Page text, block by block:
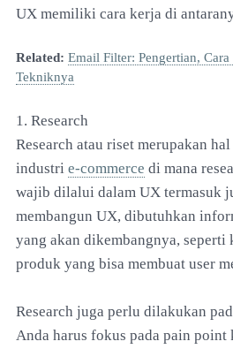
UX memiliki cara kerja di
Related: Email Filter: Pengertian,
Tekniknya
1. Research
Research atau riset merupakan
industri e-commerce di mana
wajib dilalui dalam UX termasuk
membangun UX, dibutuhkan
yang akan dikembangnya, seperti
produk yang bisa membuat user
Research juga perlu dilakukan
Anda harus fokus pada pain point